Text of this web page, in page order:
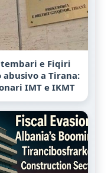
e Fiqiri
a Tirana:
IMT e IKMT